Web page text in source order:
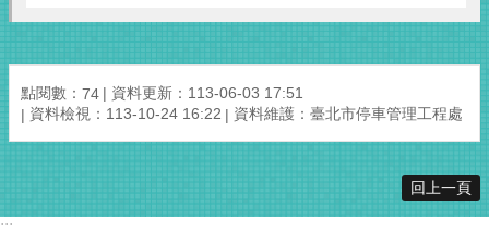
點閱數： 74
資料更新：113-06-03 17:51
資料檢視：113-10-24 16:22
資料維護：臺北市停車管理工程處
回上一頁